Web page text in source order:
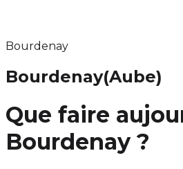
Bourdenay
Bourdenay(Aube)
Que faire
Bourdenay ?